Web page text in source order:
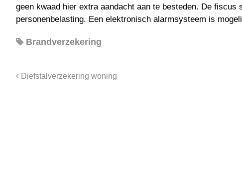
geen kwaad hier extra aandacht aan te besteden. De
personenbelasting. Een elektronisch alarmsysteem is
Brandverzekering
Diefstalverzekering woning